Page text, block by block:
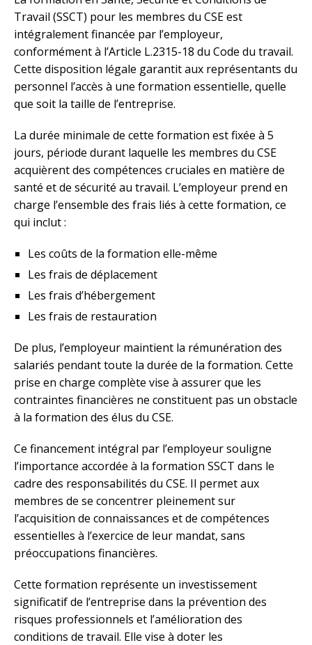
Travail (SSCT) pour les membres du CSE est
intégralement financée par l’employeur,
conformément à l’Article L.2315-18 du Code du travail.
Cette disposition légale garantit aux représentants du
personnel l’accès à une formation essentielle, quelle
que soit la taille de l’entreprise.
La durée minimale de cette formation est fixée à 5
jours, période durant laquelle les membres du CSE
acquièrent des compétences cruciales en matière de
santé et de sécurité au travail. L’employeur prend en
charge l’ensemble des frais liés à cette formation, ce
qui inclut :
Les coûts de la formation elle-même
Les frais de déplacement
Les frais d’hébergement
Les frais de restauration
De plus, l’employeur maintient la rémunération des
salariés pendant toute la durée de la formation. Cette
prise en charge complète vise à assurer que les
contraintes financières ne constituent pas un obstacle
à la formation des élus du CSE.
Ce financement intégral par l’employeur souligne
l’importance accordée à la formation SSCT dans le
cadre des responsabilités du CSE. Il permet aux
membres de se concentrer pleinement sur
l’acquisition de connaissances et de compétences
essentielles à l’exercice de leur mandat, sans
préoccupations financières.
Cette formation représente un investissement
significatif de l’entreprise dans la prévention des
risques professionnels et l’amélioration des
conditions de travail. Elle vise à doter les